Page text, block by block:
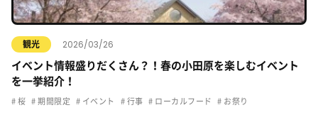
観光 2026/03/26
イベント情報盛りだくさん？！春の小田原を楽しむイベント
を一挙紹介！
桜 期間限定 イベント 行事 ローカルフード お祭り